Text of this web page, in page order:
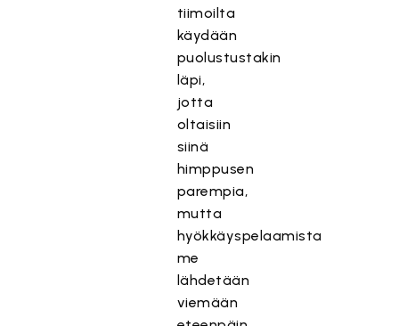
tiimoilta
käydään
puolustustakin
läpi,
jotta
oltaisiin
siinä
himppusen
parempia,
mutta
hyökkäyspelaamista
me
lähdetään
viemään